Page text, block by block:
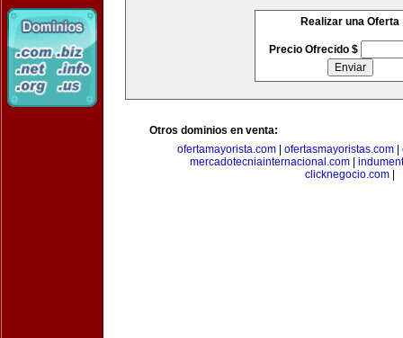
Realizar una Oferta
Precio Ofrecido $
Otros dominios en venta:
ofertamayorista.com
ofertasmayoristas.com
mercadotecniainternacional.com
clicknegocio.com